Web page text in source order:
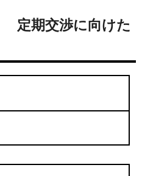
定期交渉に向けた